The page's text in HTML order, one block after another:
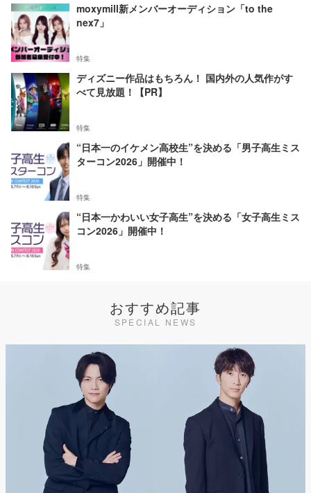
moxymill新メンバーオーディション「to the
nex7」
特集
ディズニー作品はもちろん！ 国内外の人気作がす
べて見放題！【PR】
特集
“日本一のイケメン高校生”を決める「男子高生ミス
ターコン2026」開催中！
特集
“日本一かわいい女子高生”を決める「女子高生ミス
コン2026」開催中！
特集
おすすめ記事
SPECIAL NEWS